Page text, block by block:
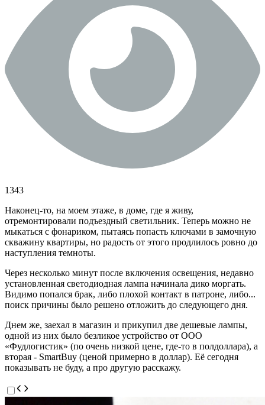
1343
Наконец-то, на моем этаже, в доме, где я живу,
отремонтировали подъездный светильник. Теперь можно не
мыкаться с фонариком, пытаясь попасть ключами в замочную
скважину квартиры, но радость от этого продлилось ровно до
наступления темноты.
Через несколько минут после включения освещения, недавно
установленная светодиодная лампа начинала дико моргать.
Видимо попался брак, либо плохой контакт в патроне, либо...
поиск причины было решено отложить до следующего дня.
Днем же, заехал в магазин и прикупил две дешевые лампы,
одной из них было безликое устройство от ООО
«Фудлогистик» (по очень низкой цене, где-то в полдоллара), а
вторая - SmartBuy (ценой примерно в доллар). Её сегодня
показывать не буду, а про другую расскажу.